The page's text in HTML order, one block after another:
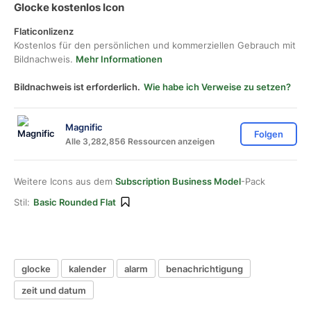
Glocke kostenlos Icon
Flaticonlizenz
Kostenlos für den persönlichen und kommerziellen Gebrauch mit
Bildnachweis. Mehr Informationen
Bildnachweis ist erforderlich. Wie habe ich Verweise zu setzen?
Magnific
Alle 3,282,856 Ressourcen anzeigen
Folgen
Weitere Icons aus dem Subscription Business Model-Pack
Stil: Basic Rounded Flat
glocke kalender alarm
benachrichtigung
zeit und datum